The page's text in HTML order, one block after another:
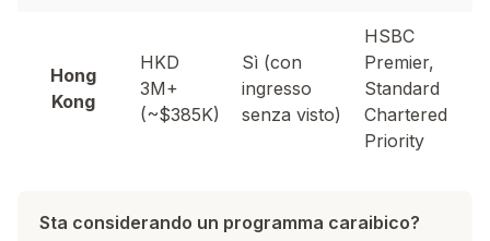
Hong
Kong
HKD
3M+
(~$385K)
Sì (con
ingresso
senza visto)
HSBC
Premier,
Standard
Chartered
Priority
Sta considerando un programma caraibico?